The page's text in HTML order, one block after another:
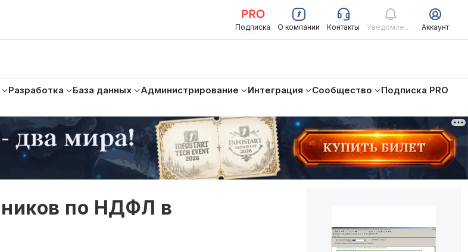
Подписка О компании Контакты Уведомления Аккаунт
Разработка База данных Администрирование Интеграция Сообщество
Подписка PRO
по НДФЛ в